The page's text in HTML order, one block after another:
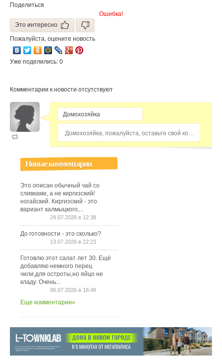
Поделиться
Ошибка!
Это интересно
Пожалуйста, оцените новость
Уже поделились: 0
Комментарии к новости отсутствуют
Домохозяйка, пожалуйста, оставьте свой комментарий...
Новые комментарии
Это описан обычный чай со
сливками, а не киргизский/
ногайский. Киргизский - это
вариант калмыцкого,...
29.07.2026 в 12:38
До готовности - это сколько?
13.07.2026 в 22:23
Готовлю этот салат лет 30. Ещё
добавляю немного перец
чили,для остроты,но яйцо не
кладу. Очень...
06.07.2026 в 18:48
Еще комментарии»